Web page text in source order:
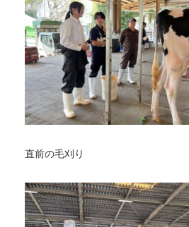
直前の毛刈り